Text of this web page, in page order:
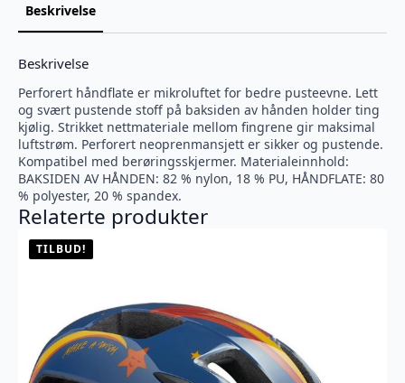
Beskrivelse
Beskrivelse
Perforert håndflate er mikroluftet for bedre pusteevne. Lett
og svært pustende stoff på baksiden av hånden holder ting
kjølig. Strikket nettmateriale mellom fingrene gir maksimal
luftstrøm. Perforert neoprenmansjett er sikker og pustende.
Kompatibel med berøringsskjermer. Materialeinnhold:
BAKSIDEN AV HÅNDEN: 82 % nylon, 18 % PU, HÅNDFLATE: 80
% polyester, 20 % spandex.
Relaterte produkter
TILBUD!